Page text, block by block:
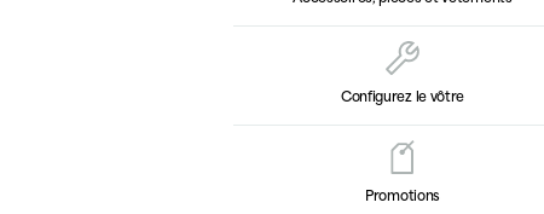
Configurez le vôtre
Promotions